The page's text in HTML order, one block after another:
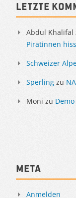
Letzte
Abdul Khalifal
Piratinnen
Schweizer
Sperling zu
Moni zu
Meta
Anmelden